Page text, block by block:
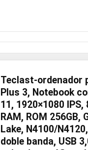
Teclast-ordenador
Plus 3, Notebook
11, 1920×1080 IPS,
RAM, ROM 256GB,
Lake, N4100/
doble banda, USB